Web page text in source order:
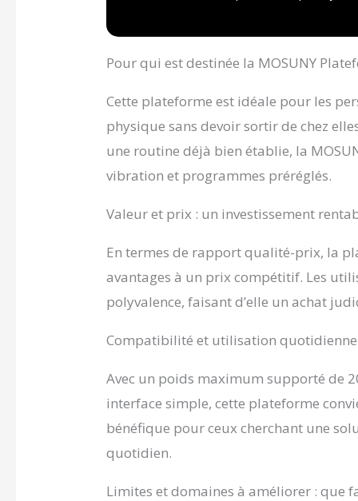
à
course)
des
votre
bandes
avec
en
&
Pour qui est destinée la MOSUNY
Cette plateforme est idéale pour les
physique sans devoir sortir de chez
une routine déjà bien établie, la
vibration et programmes préréglés.
Valeur et prix : un investissement
En termes de rapport qualité-prix, la
avantages à un prix compétitif. Les
polyvalence, faisant d’elle un achat
Compatibilité et utilisation
Avec un poids maximum supporté de
interface simple, cette plateforme
bénéfique pour ceux cherchant une
quotidien.
Limites et domaines à améliorer : que